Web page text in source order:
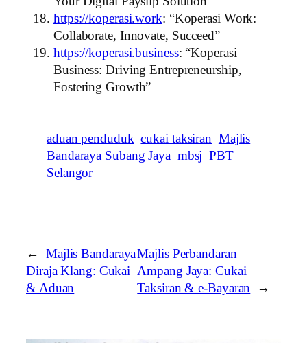
https://koperasi.work: “Koperasi Work:
Collaborate, Innovate, Succeed”
https://koperasi.business: “Koperasi
Business: Driving Entrepreneurship,
Fostering Growth”
aduan penduduk cukai taksiran Majlis
Bandaraya Subang Jaya mbsj PBT
Selangor
←
Majlis Bandaraya
Diraja Klang: Cukai
& Aduan
Majlis Perbandaran
Ampang Jaya: Cukai
Taksiran & e-Bayaran
→